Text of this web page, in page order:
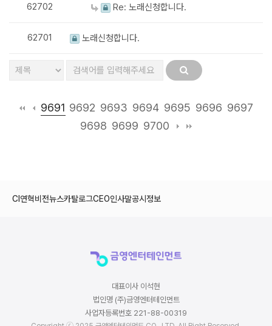
62702 Re: 노래신청합니다.
62701 노래신청합니다.
9691 9692 9693 9694 9695 9696 9697
9698 9699 9700
CI 연혁비전뉴스카탈로그CEO인사말공시정보
대표이사 이석현
법인명 (주)금영엔터테인먼트
사업자등록번호 221-88-00319